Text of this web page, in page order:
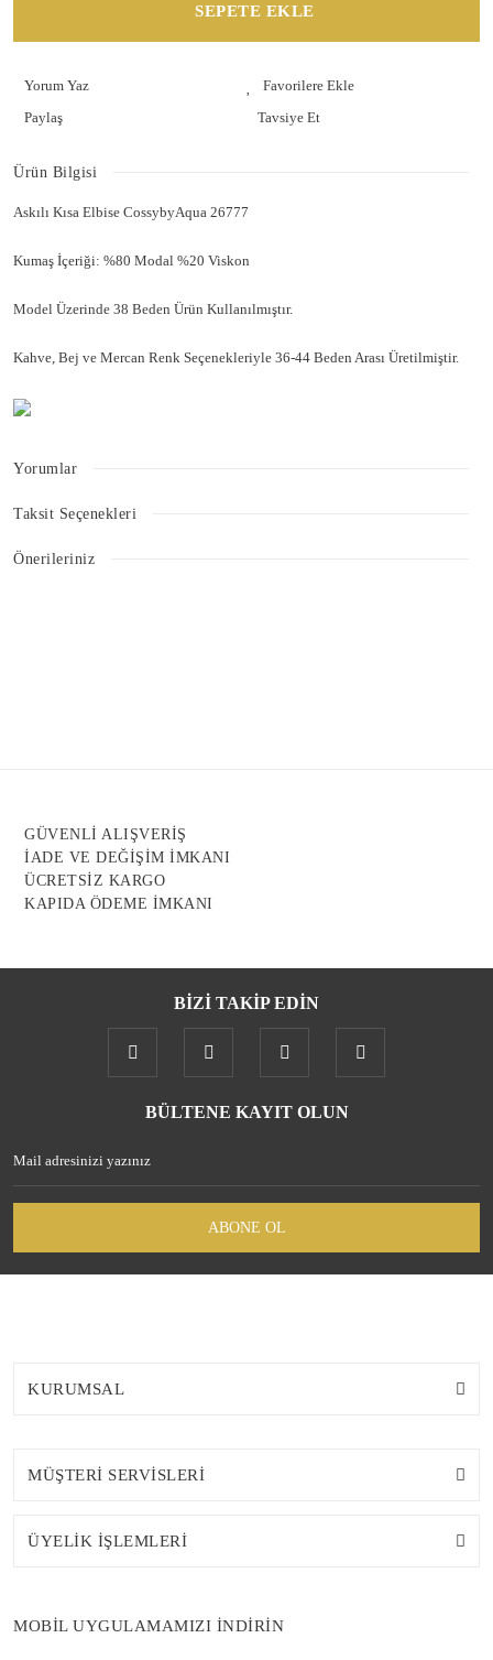
SEPETE EKLE
Yorum Yaz
Paylaş
Tavsiye Et
Ürün Bilgisi
Askılı Kısa Elbise CossybyAqua 26777
Kumaş İçeriği: %80 Modal %20 Viskon
Model Üzerinde 38 Beden Ürün Kullanılmıştır.
Kahve, Bej ve Mercan Renk Seçenekleriyle 36-44 Beden Arası Üretilmiştir.
Yorumlar
Taksit Seçenekleri
Önerileriniz
Bu ürüne benzer farklı alternatifler olmalı.
Gönder
GÜVENLİ ALIŞVERİŞ
İADE VE DEĞİŞİM İMKANI
ÜCRETSİZ KARGO
KAPIDA ÖDEME İMKANI
BİZİ TAKİP EDİN
BÜLTENE KAYIT OLUN
ABONE OL
KURUMSAL
MÜŞTERİ SERVİSLERİ
ÜYELİK İŞLEMLERİ
MOBİL UYGULAMAMIZI İNDİRİN